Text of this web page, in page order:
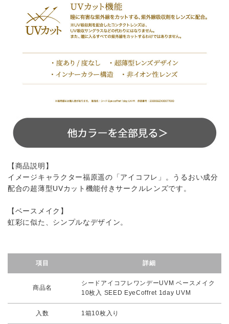
【商品説明】
イメージキャラクター福原遥の「アイコフレ」。うるおい成分
配合の超薄型UVカット機能付きサークルレンズです。
【ベースメイク】
虹彩に似た、シンプルなデザイン。
項目 詳細
商品名
シードアイコフレワンデーUVM ベースメイク
10枚入 SEED EyeCoffret 1day UVM
入数 1箱10枚入り